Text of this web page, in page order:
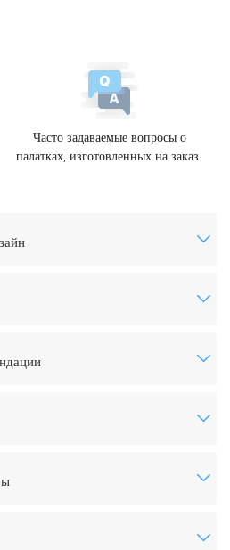
Часто задаваемые вопросы о
палатках, изготовленных на заказ.